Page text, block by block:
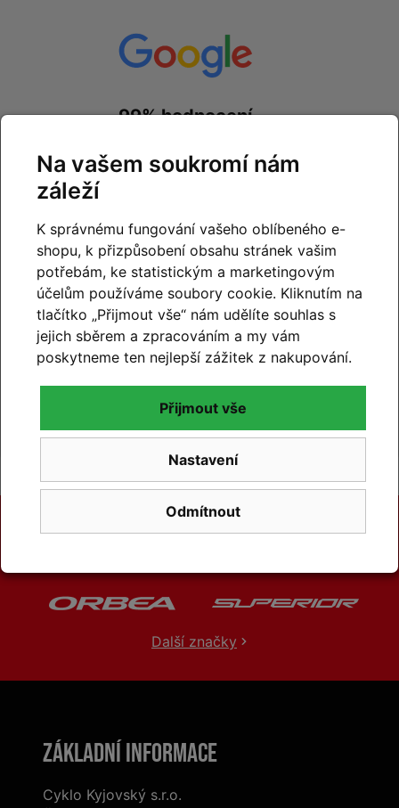
99% hodnocení
prohlédnout hodnocení
99% hodnocení
zákazníků
prohlédnout hodnocení
Zboží.czaFirmy.cz
Další značky
Základní informace
Cyklo Kyjovský s.r.o.
Na vašem soukromí nám
záleží
K správnému fungování vašeho oblíbeného e-
shopu, k přizpůsobení obsahu stránek vašim
potřebám, ke statistickým a marketingovým
účelům používáme soubory cookie. Kliknutím na
tlačítko „Přijmout vše“ nám udělíte souhlas s
jejich sběrem a zpracováním a my vám
poskytneme ten nejlepší zážitek z nakupování.
Odmítnout
Nastavení
Přijmout vše